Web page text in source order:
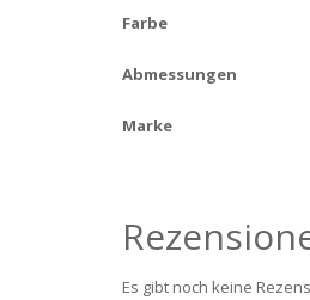
Farbe
Abmessungen
Marke
Es gibt noch keine